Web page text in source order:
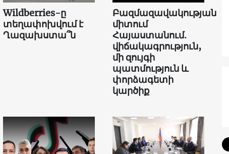
Wildberries-ը
տեղափոխվում է
Ղազախստա՞ն
Բազմազավակության
միտում
Հայաստանում.
վիճակագրություն,
մի զույգի
պատմություն և
փորձագետի
կարծիք